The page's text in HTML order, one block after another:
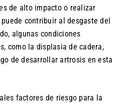
de alto impacto o realizar
contribuir al desgaste del
algunas condiciones
como la displasia de cadera,
de desarrollar artrosis en esta
factores de riesgo para la